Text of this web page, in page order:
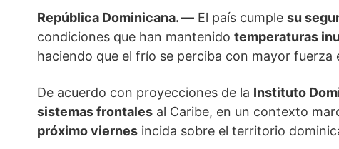
República Dominicana. — El país cumple su
condiciones que han mantenido temperaturas
haciendo que el frío se perciba con mayor fuerza
De acuerdo con proyecciones de la Instituto
sistemas frontales al Caribe, en un contexto
próximo viernes incida sobre el territorio